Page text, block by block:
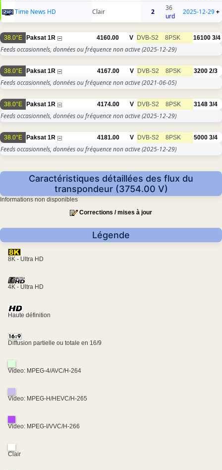
Time News HD
Clair 2
36
urd
2025-12-29+
38.0°E Paksat 1R 4160.00 V DVB-S2 8PSK 16100 3/4
Feeds occasionnels, données ou fréquence non active(2025-12-29)
38.0°E Paksat 1R 4167.00 V DVB-S2 8PSK 3200 2/3
Feeds occasionnels, données ou fréquence non active(2021-06-05)
38.0°E Paksat 1R 4174.00 V DVB-S2 8PSK 3148 3/4
Feeds occasionnels, données ou fréquence non active(2025-12-29)
38.0°E Paksat 1R 4181.00 V DVB-S2 8PSK 5000 3/4
Feeds occasionnels, données ou fréquence non active(2025-12-29)
Caractéristiques détaillées des flux du
transpondeur (3754.00 V)
Informations non disponibles
Corrections / mises à jour
Légende
8K - Ultra HD
4K - Ultra HD
Haute définition
Diffusion partielle ou totale en 16/9
Video: MPEG-4/AVC/H-264
Video: MPEG-H/HEVC/H-265
Video: MPEG-I/VVC/H-266
Clair